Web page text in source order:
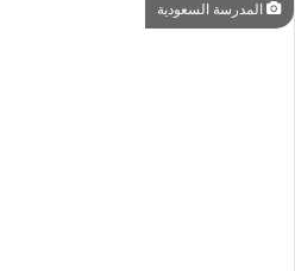
المدرسة السعودية